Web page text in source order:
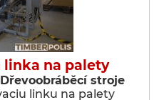
linka na palety
stroje
linku na palety